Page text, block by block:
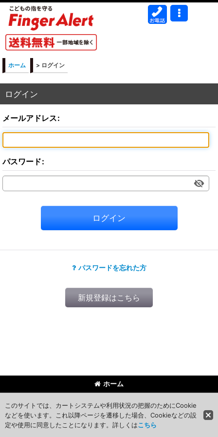
ホーム > ログイン
ログイン
メールアドレス:
パスワード:
ログイン
パスワードを忘れた方
新規登録はこちら
ホーム
このサイトでは、カートシステムや利用状況の把握のためにCookie
などを使います。これ以降ページを遷移した場合、Cookieなどの設
定や使用に同意したことになります。詳しくはこちら